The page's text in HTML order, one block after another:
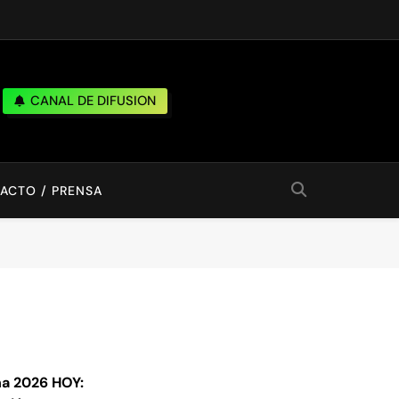
CANAL DE DIFUSION
/ PRENSA
2026 HOY: